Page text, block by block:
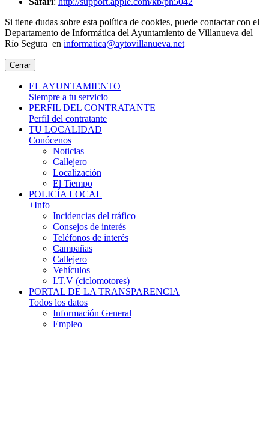
Si tiene dudas sobre esta política de cookies, puede contactar con el
Departamento de Informática del Ayuntamiento de Villanueva del
Río Segura en informatica@aytovillanueva.net
Cerrar
EL AYUNTAMIENTO
Siempre a tu servicio
PERFIL DEL CONTRATANTE
Perfil del contratante
TU LOCALIDAD
Conócenos
Noticias
Callejero
Localización
El Tiempo
POLICÍA LOCAL
+Info
Incidencias del tráfico
Consejos de interés
Teléfonos de interés
Campañas
Callejero
Vehículos
I.T.V (ciclomotores)
PORTAL DE LA TRANSPARENCIA
Todos los datos
Información General
Empleo